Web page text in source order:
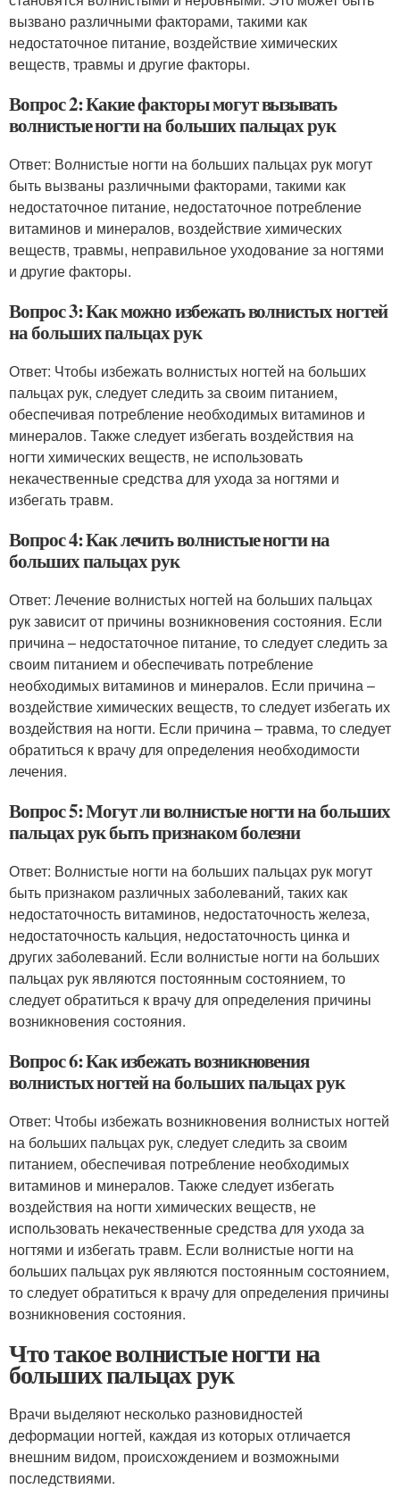
вызвано различными факторами, такими как
недостаточное питание, воздействие химических
веществ, травмы и другие факторы.
Вопрос 2: Какие факторы могут вызывать
волнистые ногти на больших пальцах рук
Ответ: Волнистые ногти на больших пальцах рук могут
быть вызваны различными факторами, такими как
недостаточное питание, недостаточное потребление
витаминов и минералов, воздействие химических
веществ, травмы, неправильное уходование за ногтями
и другие факторы.
Вопрос 3: Как можно избежать волнистых ногтей
на больших пальцах рук
Ответ: Чтобы избежать волнистых ногтей на больших
пальцах рук, следует следить за своим питанием,
обеспечивая потребление необходимых витаминов и
минералов. Также следует избегать воздействия на
ногти химических веществ, не использовать
некачественные средства для ухода за ногтями и
избегать травм.
Вопрос 4: Как лечить волнистые ногти на
больших пальцах рук
Ответ: Лечение волнистых ногтей на больших пальцах
рук зависит от причины возникновения состояния. Если
причина – недостаточное питание, то следует следить за
своим питанием и обеспечивать потребление
необходимых витаминов и минералов. Если причина –
воздействие химических веществ, то следует избегать их
воздействия на ногти. Если причина – травма, то следует
обратиться к врачу для определения необходимости
лечения.
Вопрос 5: Могут ли волнистые ногти на больших
пальцах рук быть признаком болезни
Ответ: Волнистые ногти на больших пальцах рук могут
быть признаком различных заболеваний, таких как
недостаточность витаминов, недостаточность железа,
недостаточность кальция, недостаточность цинка и
других заболеваний. Если волнистые ногти на больших
пальцах рук являются постоянным состоянием, то
следует обратиться к врачу для определения причины
возникновения состояния.
Вопрос 6: Как избежать возникновения
волнистых ногтей на больших пальцах рук
Ответ: Чтобы избежать возникновения волнистых ногтей
на больших пальцах рук, следует следить за своим
питанием, обеспечивая потребление необходимых
витаминов и минералов. Также следует избегать
воздействия на ногти химических веществ, не
использовать некачественные средства для ухода за
ногтями и избегать травм. Если волнистые ногти на
больших пальцах рук являются постоянным состоянием,
то следует обратиться к врачу для определения причины
возникновения состояния.
Что такое волнистые ногти на
больших пальцах рук
Врачи выделяют несколько разновидностей
деформации ногтей, каждая из которых отличается
внешним видом, происхождением и возможными
последствиями.